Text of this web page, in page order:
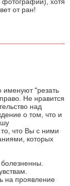
хотя
от ран!
именуют "резать
Не нравится
над
о том, что и
то, что Вы с ними
которых
на проявление